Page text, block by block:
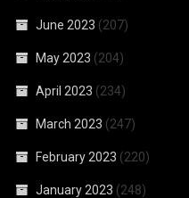
June 2023 (207)
May 2023 (204)
April 2023 (234)
March 2023 (247)
February 2023 (220)
January 2023 (248)